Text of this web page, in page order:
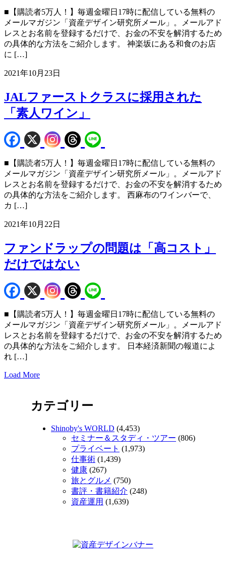
■【購読者5万人！】毎週金曜日17時に配信している無料の
メールマガジン「資産デザイン研究所メール」。メールアド
レスとお名前を登録するだけで、お金の不安を解消するため
の具体的な方法をご紹介します。 神楽坂にある和食のお店
に […]
2021年10月23日
JALファーストクラスに採用された
「素人ワイン」
■【購読者5万人！】毎週金曜日17時に配信している無料の
メールマガジン「資産デザイン研究所メール」。メールアド
レスとお名前を登録するだけで、お金の不安を解消するため
の具体的な方法をご紹介します。 西麻布のワインバーで、
カ […]
2021年10月22日
ファンドラップの問題は「高コスト」
だけではない
■【購読者5万人！】毎週金曜日17時に配信している無料の
メールマガジン「資産デザイン研究所メール」。メールアド
レスとお名前を登録するだけで、お金の不安を解消するため
の具体的な方法をご紹介します。 日本経済新聞の報道によ
れ […]
Load More
カテゴリー
Shinoby's WORLD (4,453)
セミナー＆スタディ・ツアー (806)
プライベート (1,973)
仕事術 (1,439)
健康 (267)
旅とグルメ (750)
書評・書籍紹介 (248)
資産運用 (1,639)